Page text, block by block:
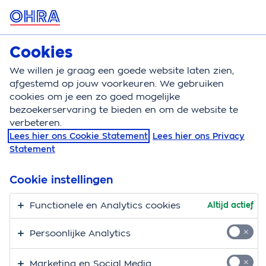
MENU
OHRA Autoverzekering
Cookies
We willen je graag een goede website laten zien,
afgestemd op jouw voorkeuren. We gebruiken
cookies om je een zo goed mogelijke
bezoekerservaring te bieden en om de website te
verbeteren.
Lees hier ons Cookie Statement Lees hier ons Privacy
Statement
Cookie instellingen
Functionele en Analytics cookies Altijd actief
Persoonlijke Analytics
Marketing en Social Media